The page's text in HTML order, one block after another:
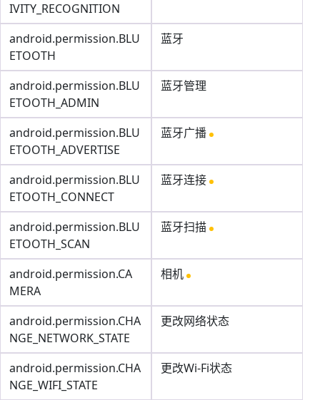
IVITY_RECOGNITION
android.permission.BLU
ETOOTH
蓝牙
android.permission.BLU
ETOOTH_ADMIN
蓝牙管理
android.permission.BLU
ETOOTH_ADVERTISE
蓝牙广播
android.permission.BLU
ETOOTH_CONNECT
蓝牙连接
android.permission.BLU
ETOOTH_SCAN
蓝牙扫描
android.permission.CA
MERA
相机
android.permission.CHA
NGE_NETWORK_STATE
更改网络状态
android.permission.CHA
NGE_WIFI_STATE
更改Wi-Fi状态